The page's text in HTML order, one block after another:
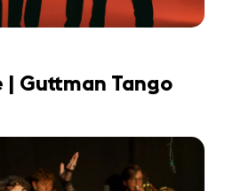
| Guttman Tango